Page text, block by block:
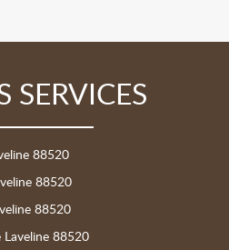
SERVICES
88520
88520
88520
Laveline 88520